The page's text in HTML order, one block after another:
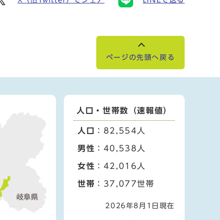
ページの先頭へ戻る
人口・世帯数（速報値）
人口 ：82,554人
男性 ：40,538人
女性 ：42,016人
世帯 ：37,077世帯
2026年8月1日現在